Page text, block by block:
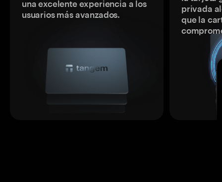
una excelente experiencia a los
usuarios más avanzados.
privada
que la